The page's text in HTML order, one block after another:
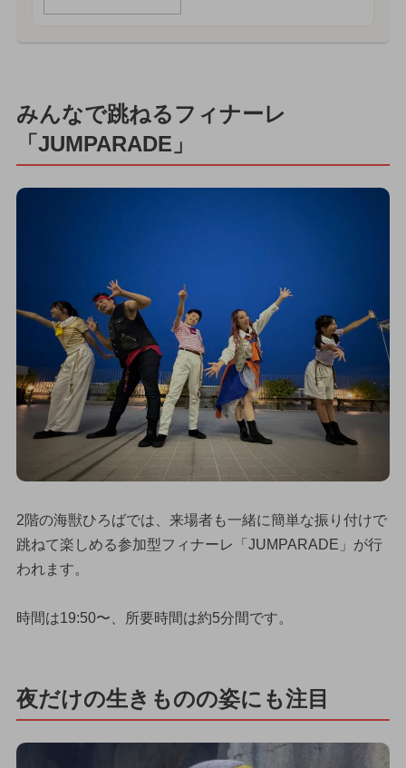
みんなで跳ねるフィナーレ
「JUMPARADE」
2階の海獣ひろばでは、来場者も一緒に簡単な振り付けで
跳ねて楽しめる参加型フィナーレ「JUMPARADE」が行
われます。
時間は19:50〜、所要時間は約5分間です。
夜だけの生きものの姿にも注目